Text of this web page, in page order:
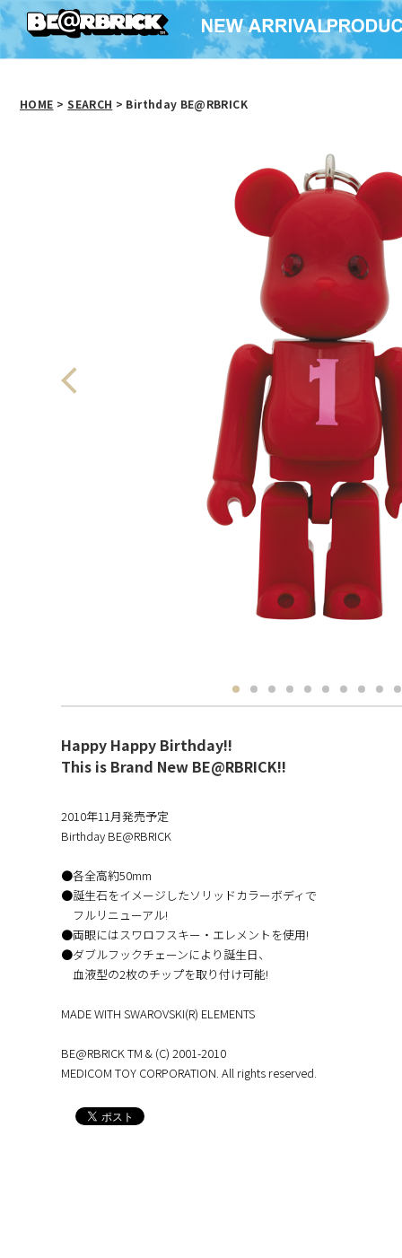
HOME > SEARCH > Birthday BE@RBRICK
Happy Happy Birthday!!
This is Brand New BE@RBRICK!!
2010年11月発売予定
Birthday BE@RBRICK
●各全高約50mm
●誕生石をイメージしたソリッドカラーボディで
フルリニューアル!
●両眼にはスワロフスキー・エレメントを使用!
●ダブルフックチェーンにより誕生日、
血液型の2枚のチップを取り付け可能!
MADE WITH SWAROVSKI(R) ELEMENTS
BE@RBRICK TM & (C) 2001-2010
MEDICOM TOY CORPORATION. All rights reserved.